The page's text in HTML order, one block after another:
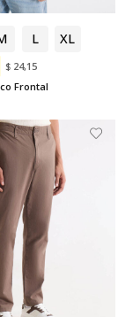
L XL
$ 24,15
Frontal